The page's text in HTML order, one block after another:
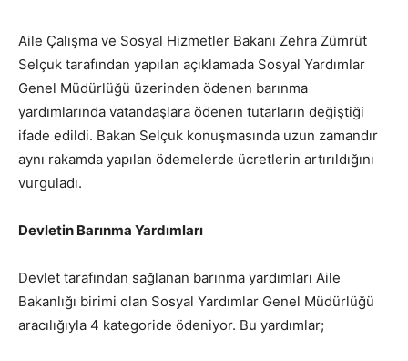
Aile Çalışma ve Sosyal Hizmetler Bakanı Zehra Zümrüt
Selçuk tarafından yapılan açıklamada Sosyal Yardımlar
Genel Müdürlüğü üzerinden ödenen barınma
yardımlarında vatandaşlara ödenen tutarların değiştiği
ifade edildi. Bakan Selçuk konuşmasında uzun zamandır
aynı rakamda yapılan ödemelerde ücretlerin artırıldığını
vurguladı.
Devletin Barınma Yardımları
Devlet tarafından sağlanan barınma yardımları Aile
Bakanlığı birimi olan Sosyal Yardımlar Genel Müdürlüğü
aracılığıyla 4 kategoride ödeniyor. Bu yardımlar;